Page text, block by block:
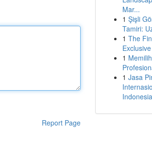
Report Page
Mar...
1 Şişli
Tamiri:
1 The
1
1 Jasa